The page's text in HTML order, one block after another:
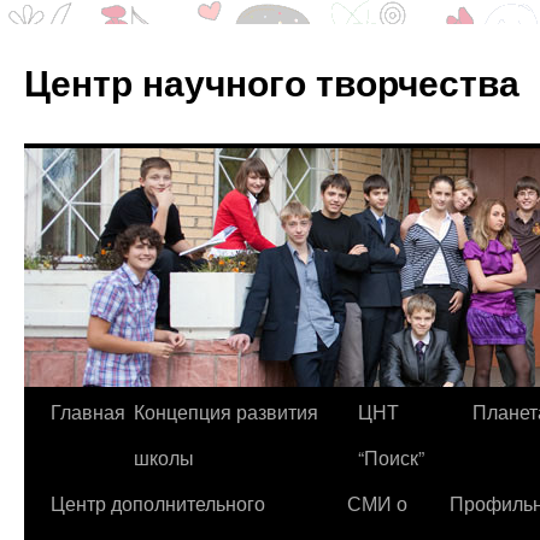
Центр научного творчества
Перейти
содержимому
Главная Концепция развития
школы
ЦНТ
“Поиск”
Центр дополнительного
СМИ о